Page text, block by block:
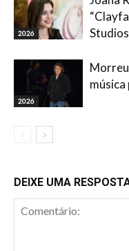
2026
Studios
2026
Morreu
DEIXE UMA